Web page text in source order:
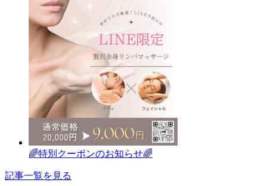
🌈特別クーポンのお知らせ🌈
記事一覧を見る